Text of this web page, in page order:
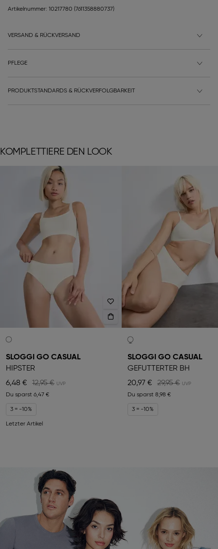
Artikelnummer: 10217780 (7611358880737)
VERSAND & RÜCKVERSAND
PFLEGE
PRODUKTSTANDARDS & RÜCKVERFOLGBARKEIT
KOMPLETTIERE DEN LOOK
SLOGGI GO CASUAL
HIPSTER
6,48 €
12,95 €
Du sparst 6,47 €
3 = -10%
Letzter Artikel
SLOGGI GO CASUAL
GEFÜTTERTER BH
20,97 €
29,95 €
Du sparst 8,98 €
3 = -10%